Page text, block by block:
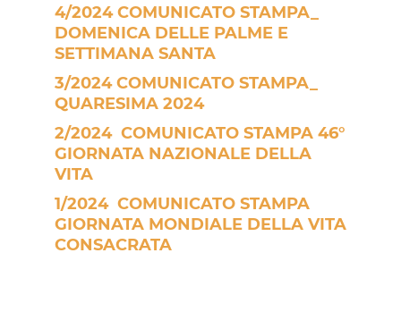
4/2024 COMUNICATO STAMPA_
DOMENICA DELLE PALME E
SETTIMANA SANTA
3/2024 COMUNICATO STAMPA_
QUARESIMA 2024
2/2024 COMUNICATO STAMPA 46°
GIORNATA NAZIONALE DELLA
VITA
1/2024 COMUNICATO STAMPA
GIORNATA MONDIALE DELLA VITA
CONSACRATA